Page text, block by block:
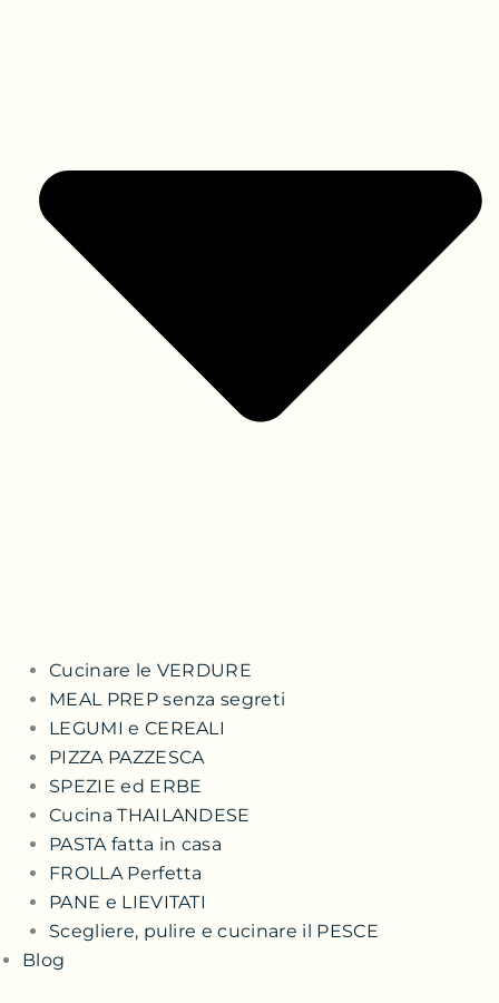
Cucinare le VERDURE
MEAL PREP senza segreti
LEGUMI e CEREALI
PIZZA PAZZESCA
SPEZIE ed ERBE
Cucina THAILANDESE
PASTA fatta in casa
FROLLA Perfetta
PANE e LIEVITATI
Scegliere, pulire e cucinare il PESCE
Blog